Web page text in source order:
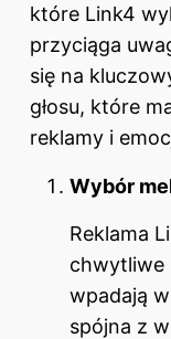
które Link4
przyciąga
się na
głosu, które
reklamy i
Wybór
Reklama
chwytliwe
wpadają
spójna z